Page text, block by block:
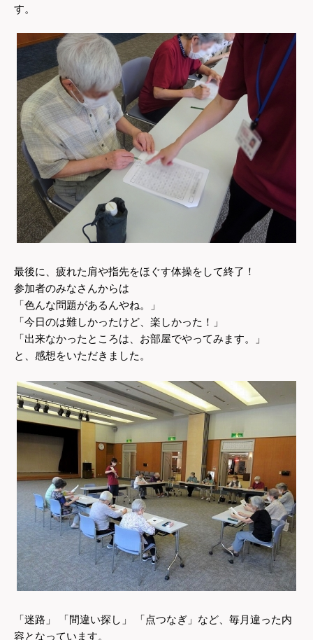
す。
最後に、疲れた肩や指先をほぐす体操をして終了！
参加者のみなさんからは
「色んな問題があるんやね。」
「今日のは難しかったけど、楽しかった！」
「出来なかったところは、お部屋でやってみます。」
と、感想をいただきました。
「迷路」 「間違い探し」 「点つなぎ」など、毎月違った内
容となっています。